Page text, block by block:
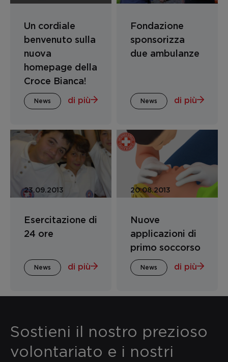
Un cordiale
benvenuto sulla
nuova
homepage della
Croce Bianca!
News di più
Fondazione
sponsorizza
due ambulanze
News di più
23.09.2013
Esercitazione di
24 ore
News di più
20.08.2013
Nuove
applicazioni di
primo soccorso
News di più
Sostieni il nostro prezioso
volontariato e i nostri